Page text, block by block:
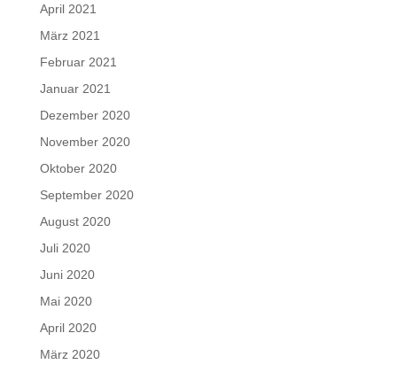
April 2021
März 2021
Februar 2021
Januar 2021
Dezember 2020
November 2020
Oktober 2020
September 2020
August 2020
Juli 2020
Juni 2020
Mai 2020
April 2020
März 2020